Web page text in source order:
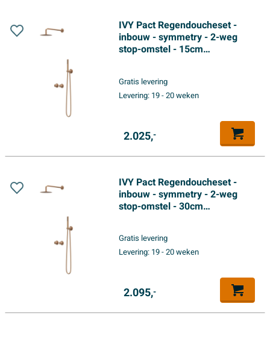
IVY Pact Regendoucheset -
inbouw - symmetry - 2-weg
stop-omstel - 15cm
uitlaat - 150cm doucheslang -
satin spray handdouche -
Gratis levering
Levering: 19 - 20 weken
2.025,-
IVY Pact Regendoucheset -
inbouw - symmetry - 2-weg
stop-omstel - 30cm
uitlaat - 150cm doucheslang -
3-standen handdouche -
Gratis levering
Levering: 19 - 20 weken
2.095,-